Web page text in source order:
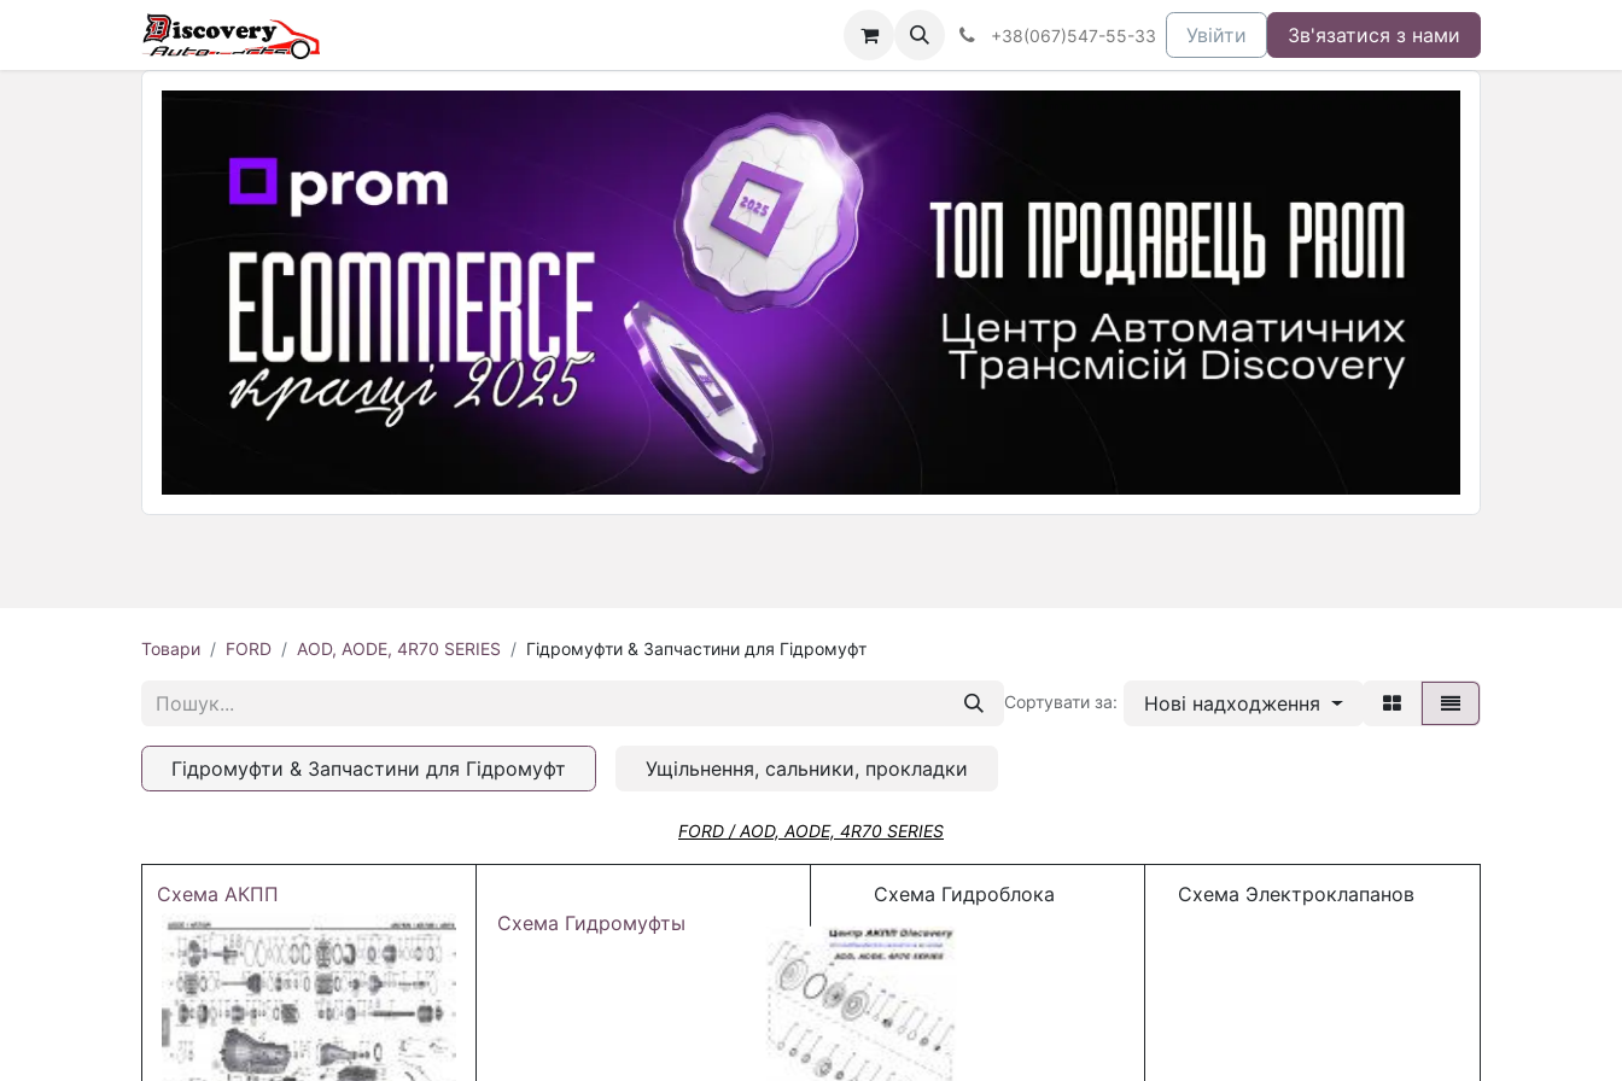
+38(067)547-55-33 Увійти Зв'язатися з нами
Товари FORD AOD, AODE, 4R70 SERIES Гідромуфти & Запчастини для Гідромуфт
Сортувати за: Нові надходження
Гідромуфти & Запчастини для Гідромуфт Ущільнення, сальники, прокладки
FORD / AOD, AODE, 4R70 SERIES
Схема АКПП
Схема Гидромуфты
Схема Гидроблока Схема Электроклапанов